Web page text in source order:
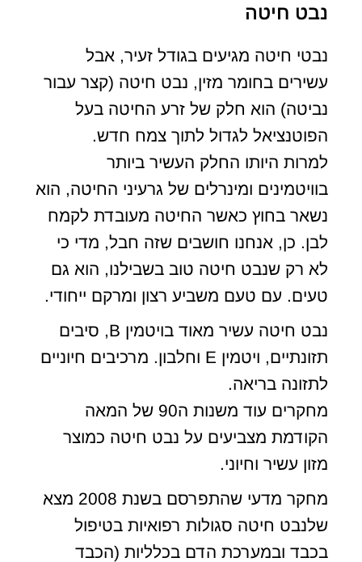
נבט חיטה
נבטי חיטה מגיעים בגודל זעיר, אבל
עשירים בחומר מזין, נבט חיטה (קצר עבור
נביטה) הוא חלק של זרע החיטה בעל
הפוטנציאל לגדול לתוך צמח חדש.
למרות היותו החלק העשיר ביותר
בוויטמינים ומינרלים של גרעיני החיטה, הוא
נשאר בחוץ כאשר החיטה מעובדת לקמח
לבן. כן, אנחנו חושבים שזה חבל, מדי כי
לא רק שנבט חיטה טוב בשבילנו, הוא גם
טעים. עם טעם משביע רצון ומרקם ייחודי.
נבט חיטה עשיר מאוד בויטמין B, סיבים
תזונתיים, ויטמין E וחלבון. מרכיבים חיוניים
לתזונה בריאה.
מחקרים עוד משנות ה90 של המאה
הקודמת מצביעים על נבט חיטה כמוצר
מזון עשיר וחיוני.
מחקר מדעי שהתפרסם בשנת 2008 מצא
שלנבט חיטה סגולות רפואיות בטיפול
בכבד ובמערכת הדם בכלליות (הכבד